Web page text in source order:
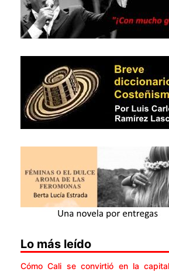
Lo más leído
Cómo Cali se convirtió en la